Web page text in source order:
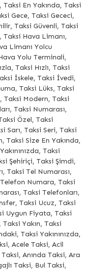
En Yakında, Taksi
Gece, Taksi Gececi,
Taksi Güvenli, Taksi
Taksi Hava Limanı,
Limanı Yolcu
Yolu Terminali,
Taksi Hızlı, Taksi
İskele, Taksi İvedi,
Taksi Lüks, Taksi
Taksi Modern, Taksi
Taksi Numarası,
Özel, Taksi
Sarı, Taksi Seri, Taksi
Taksi Size En Yakında,
Taksi
Şehiriçi, Taksi Şimdi,
Taksi Tel Numarası,
Numara, Taksi
Taksi Telefonları,
Taksi Ucuz, Taksi
Uygun Fiyata, Taksi
Yakın, Taksi
Taksi Yakınınızda,
Acele Taksi, Acil
Anında Taksi, Ara
Taksi, Bul Taksi,